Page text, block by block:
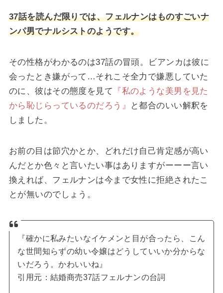
37話を読んだ限りでは、フェルナンはものすごいナ
ンパ男でナルシストのようです。
その性格がわかるのは37話の冒頭。ビアンカは彼に
会ったとき嫌がって…それこそ全力で嫌悪していた
のに、彼はその態度を見て 『私のような美男を見た
から恥じらっているのだろう』
と都合のいい解釈を
しました。
お前の目は節穴かとか、どれだけ自己肯定感が高い
んだとか色々と言いたい事はありますがーーー言い
換えれば、フェルナンは今まで女性に拒絶されたこ
とが無いのでしょう。
『確かに私みたいなイケメンと目が合ったら、こん
な世間知らずの幼い令嬢はどうしていいか分からな
いだろう。かわいいね』
引用元：結婚商売37話フェルナンの台詞